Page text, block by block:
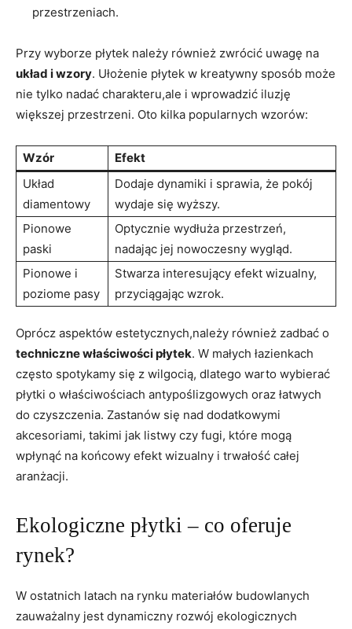
przestrzeniach.
Przy wyborze płytek należy również zwrócić uwagę na
układ i wzory. Ułożenie płytek w kreatywny sposób może
nie tylko nadać charakteru,ale i wprowadzić iluzję‌
większej przestrzeni. Oto kilka popularnych wzorów:
Wzór
Efekt
Układ
diamentowy
Dodaje dynamiki i sprawia, że pokój
wydaje się wyższy.
Pionowe⁣
paski
Optycznie wydłuża ⁢przestrzeń,
nadając jej nowoczesny wygląd.
Pionowe i
poziome ‍pasy
Stwarza interesujący efekt wizualny,
przyciągając‍ wzrok.
Oprócz ​aspektów estetycznych,należy również​ zadbać ​o
techniczne właściwości płytek. W małych łazienkach⁤
często spotykamy się z wilgocią, ​dlatego warto wybierać
płytki o⁢ właściwościach antypoślizgowych oraz łatwych
do​ czyszczenia. Zastanów się nad dodatkowymi ​
akcesoriami, takimi jak listwy​ czy fugi, które mogą‌
wpłynąć na końcowy efekt ‍wizualny i ‍trwałość całej⁤
aranżacji.
Ekologiczne płytki – co oferuje
rynek?
W ostatnich latach ​na rynku materiałów budowlanych‍
zauważalny jest dynamiczny rozwój ‌ekologicznych